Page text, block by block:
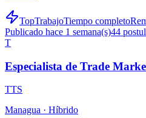
TopTrabajoTiempo completo
Publicado hace 1 semana(s)44
T
Especialista de Trade
TTS
Managua · Híbrido